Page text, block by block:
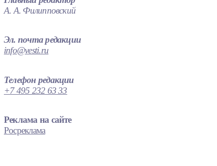
А. А. Филипповский
Эл. почта редакции
info@vesti.ru
Телефон редакции
+7 495 232 63 33
Реклама на сайте
Росреклама